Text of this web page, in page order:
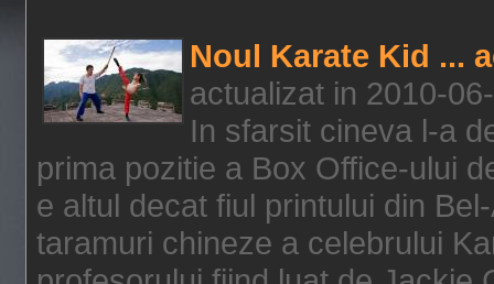
Noul Karate Kid ...
actualizat in 2010-
In sfarsit cineva l-a
prima pozitie a Box Office-ului
e altul decat fiul printului din
taramuri chineze a celebrului